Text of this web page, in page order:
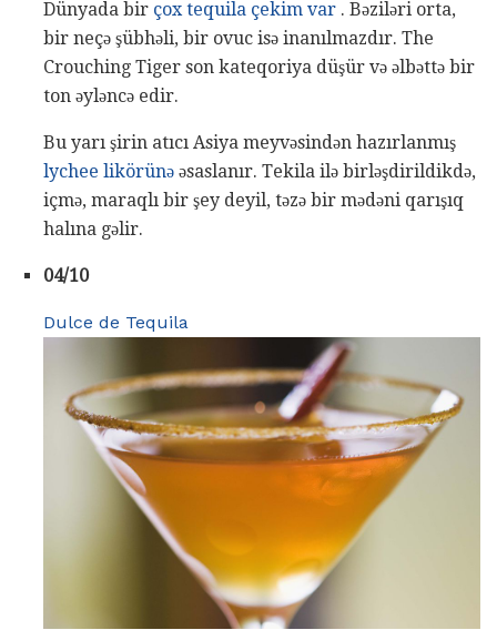
Dünyada bir çox tequila çekim var . Bəziləri orta,
bir neçə şübhəli, bir ovuc isə inanılmazdır. The
Crouching Tiger son kateqoriya düşür və əlbəttə bir
ton əyləncə edir.
Bu yarı şirin atıcı Asiya meyvəsindən hazırlanmış
lychee likörünə əsaslanır. Tekila ilə birləşdirildikdə,
içmə, maraqlı bir şey deyil, təzə bir mədəni qarışıq
halına gəlir.
04/10
Dulce de Tequila